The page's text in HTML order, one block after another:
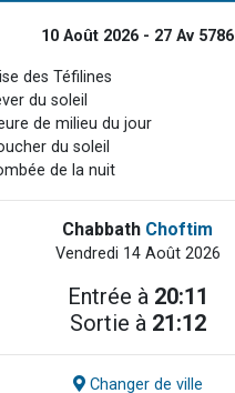
10 Août 2026 - 27 Av 5786
des Téfilines
du soleil
de milieu du jour
du soleil
de la nuit
Chabbath Choftim
Vendredi 14 Août 2026
Entrée à 20:11
Sortie à 21:12
Changer de ville